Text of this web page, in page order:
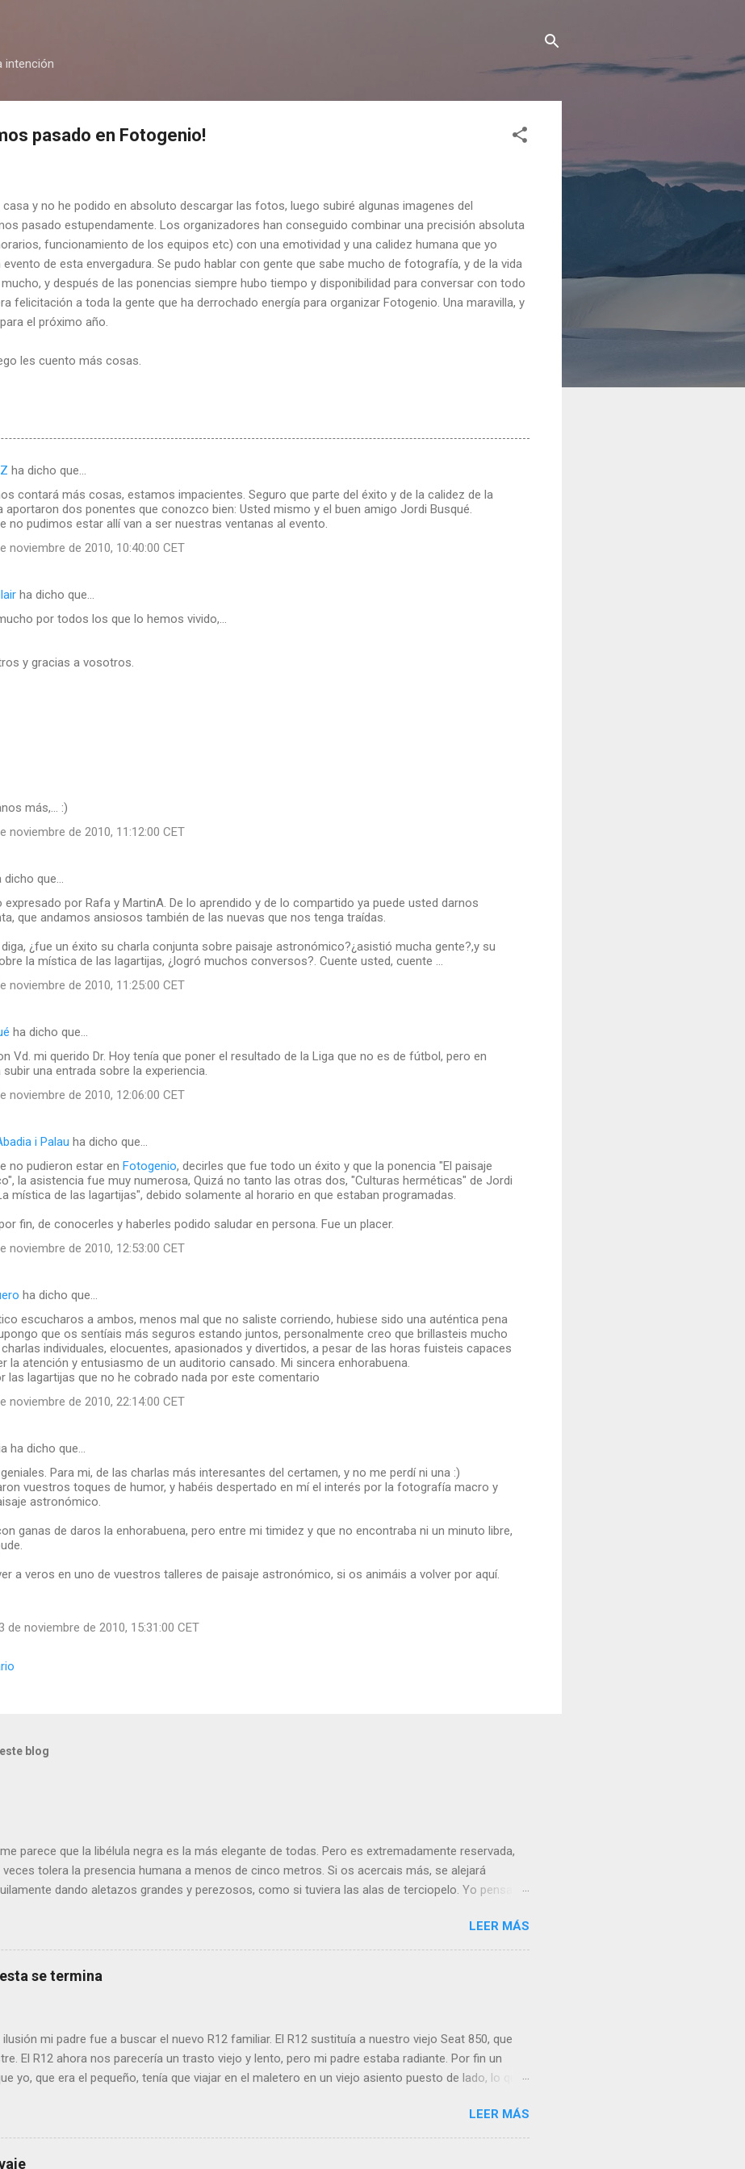
intención
pasado en Fotogenio!
y no he podido en absoluto descargar las fotos, luego subiré algunas imagenes del
pasado estupendamente. Los organizadores han conseguido combinar una precisión absoluta
funcionamiento de los equipos etc) con una emotividad y una calidez humana que yo
de esta envergadura. Se pudo hablar con gente que sabe mucho de fotografía, y de la vida
y después de las ponencias siempre hubo tiempo y disponibilidad para conversar con todo
felicitación a toda la gente que ha derrochado energía para organizar Fotogenio. Una maravilla, y
el próximo año.
les cuento más cosas.
ha dicho que…
contará más cosas, estamos impacientes. Seguro que parte del éxito y de la calidez de la
aportaron dos ponentes que conozco bien: Usted mismo y el buen amigo Jordi Busqué.
no pudimos estar allí van a ser nuestras ventanas al evento.
noviembre de 2010, 10:40:00 CET
ha dicho que…
por todos los que lo hemos vivido,...
y gracias a vosotros.
más,... :)
noviembre de 2010, 11:12:00 CET
dicho que…
expresado por Rafa y MartinA. De lo aprendido y de lo compartido ya puede usted darnos
que andamos ansiosos también de las nuevas que nos tenga traídas.
diga, ¿fue un éxito su charla conjunta sobre paisaje astronómico?¿asistió mucha gente?,y su
la mística de las lagartijas, ¿logró muchos conversos?. Cuente usted, cuente ...
noviembre de 2010, 11:25:00 CET
ha dicho que…
Vd. mi querido Dr. Hoy tenía que poner el resultado de la Liga que no es de fútbol, pero en
subir una entrada sobre la experiencia.
noviembre de 2010, 12:06:00 CET
i Palau ha dicho que…
no pudieron estar en Fotogenio, decirles que fue todo un éxito y que la ponencia "El paisaje
la asistencia fue muy numerosa, Quizá no tanto las otras dos, "Culturas herméticas" de Jordi
mística de las lagartijas", debido solamente al horario en que estaban programadas.
fin, de conocerles y haberles podido saludar en persona. Fue un placer.
noviembre de 2010, 12:53:00 CET
ha dicho que…
escucharos a ambos, menos mal que no saliste corriendo, hubiese sido una auténtica pena
que os sentíais más seguros estando juntos, personalmente creo que brillasteis mucho
individuales, elocuentes, apasionados y divertidos, a pesar de las horas fuisteis capaces
la atención y entusiasmo de un auditorio cansado. Mi sincera enhorabuena.
las lagartijas que no he cobrado nada por este comentario
noviembre de 2010, 22:14:00 CET
ha dicho que…
Para mi, de las charlas más interesantes del certamen, y no me perdí ni una :)
vuestros toques de humor, y habéis despertado en mí el interés por la fotografía macro y
astronómico.
ganas de daros la enhorabuena, pero entre mi timidez y que no encontraba ni un minuto libre,
a veros en uno de vuestros talleres de paisaje astronómico, si os animáis a volver por aquí.
de noviembre de 2010, 15:31:00 CET
blog
parece que la libélula negra es la más elegante de todas. Pero es extremadamente reservada,
veces tolera la presencia humana a menos de cinco metros. Si os acercais más, se alejará
dando aletazos grandes y perezosos, como si tuviera las alas de terciopelo. Yo pensaba
Lo que debe ocurrir es que no nos considera una amenaza especialmente grave y se marcha,
desgana. De todos modos, para poder fotografiarla hay que tener la paciencia de los grandes
incluyendo a Job (que al ser del Antiguo Testamento yo creo que propiamente no es un santo).
LEER MÁS
se termina
mi padre fue a buscar el nuevo R12 familiar. El R12 sustituía a nuestro viejo Seat 850, que
El R12 ahora nos parecería un trasto viejo y lento, pero mi padre estaba radiante. Por fin un
yo, que era el pequeño, tenía que viajar en el maletero en un viejo asiento puesto de lado, lo que
tenía motivos para estar alegre esa tarde de primavera: él había pasado hambre y miedo en su
hambre y mucho miedo (y mi madre, probablemente todavía más). Tan contento estaba, y
en sus condiciones de vida, que cuando pasó un helicóptero de la Guardia Civil por encima
LEER MÁS